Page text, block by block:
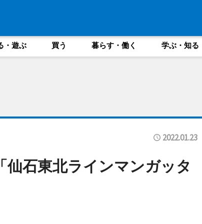
・遊ぶ 買う 暮らす・働く 学ぶ・知る
2022.01.23
仙石東北ラインマンガッタ